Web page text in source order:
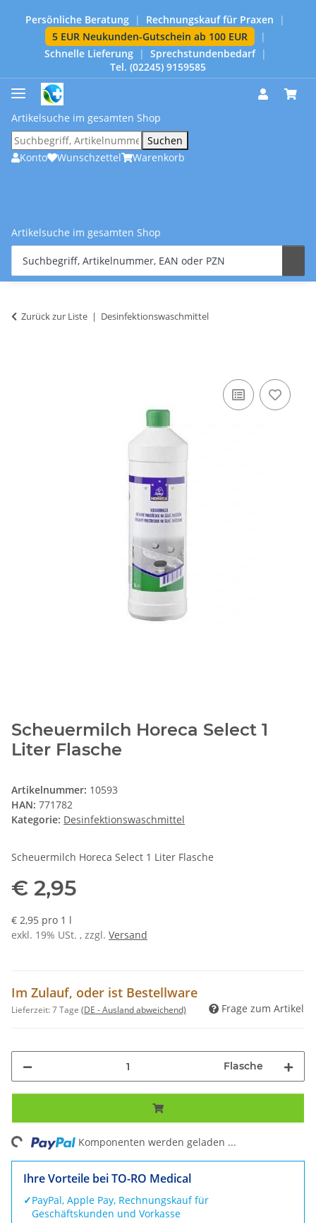
Persönliche Beratung | Rechnungskauf für Praxen
|
5 EUR Neukunden-Gutschein ab 100 EUR
|
Schnelle Lieferung
| Sprechstundenbedarf
|
Tel. (02245) 9159585
Artikelsuche im gesamten Shop
Suchen
Konto
Wunschzettel Warenkorb
Artikelsuche im gesamten Shop
Zurück zur Liste Desinfektionswaschmittel
Scheuermilch Horeca Select 1
Liter Flasche
Artikelnummer: 10593
HAN: 771782
Kategorie: Desinfektionswaschmittel
Scheuermilch Horeca Select 1 Liter Flasche
€ 2,95
€ 2,95 pro 1 l
exkl. 19% USt. , zzgl. Versand
Im Zulauf, oder ist Bestellware
Lieferzeit:7 Tage (DE - Ausland abweichend) Frage zum Artikel
Flasche
Komponenten werden geladen ...
Ihre Vorteile bei TO-RO Medical
✓PayPal, Apple Pay, Rechnungskauf für
Geschäftskunden und Vorkasse